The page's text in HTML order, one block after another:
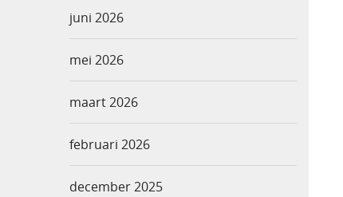
juni 2026
mei 2026
maart 2026
februari 2026
december 2025